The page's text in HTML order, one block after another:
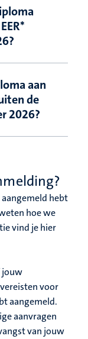
aan
de
2026?
hebt
hoe we
vind je hier
jouw
voor
aangemeld.
aanvragen
van jouw